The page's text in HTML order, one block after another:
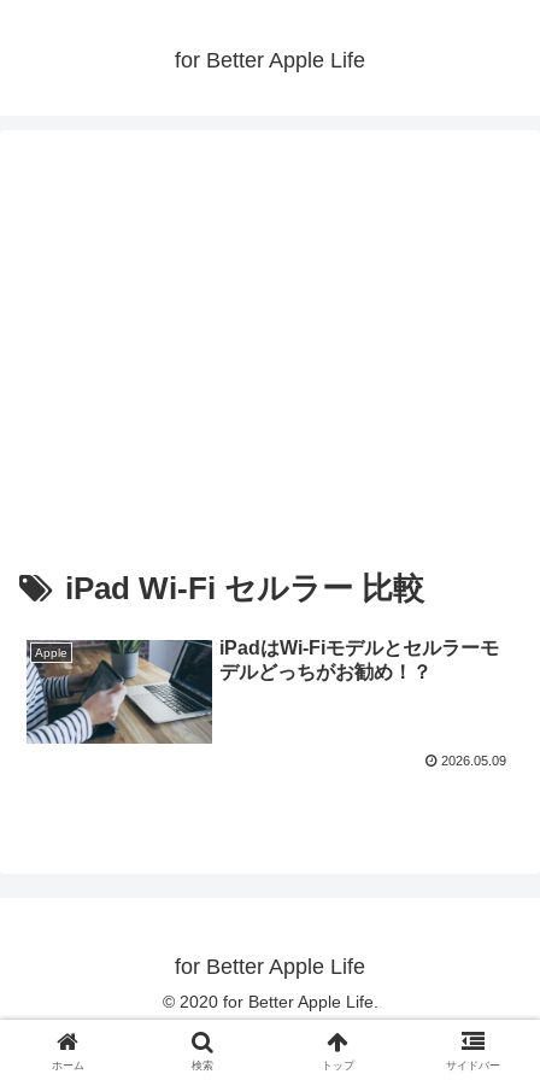
for Better Apple Life
iPad Wi-Fi セルラー 比較
Apple
iPadはWi-Fiモデルとセルラーモ
デルどっちがお勧め！？
2026.05.09
for Better Apple Life
© 2020 for Better Apple Life.
ホーム 検索 トップ サイドバー